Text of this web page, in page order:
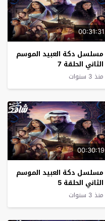
00:31:31
مسلسل دكة العبيد الموسم
الثاني الحلقة 7
منذ 3 سنوات
00:30:19
مسلسل دكة العبيد الموسم
الثاني الحلقة 5
منذ 3 سنوات